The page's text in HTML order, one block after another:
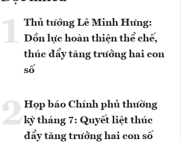
1 Thủ tướng Lê Minh Hưng:
Dồn lực hoàn thiện thể chế,
thúc đẩy tăng trưởng hai con
số
2Họp báo Chính phủ thường
kỳ tháng 7: Quyết liệt thúc
đẩy tăng trưởng hai con số